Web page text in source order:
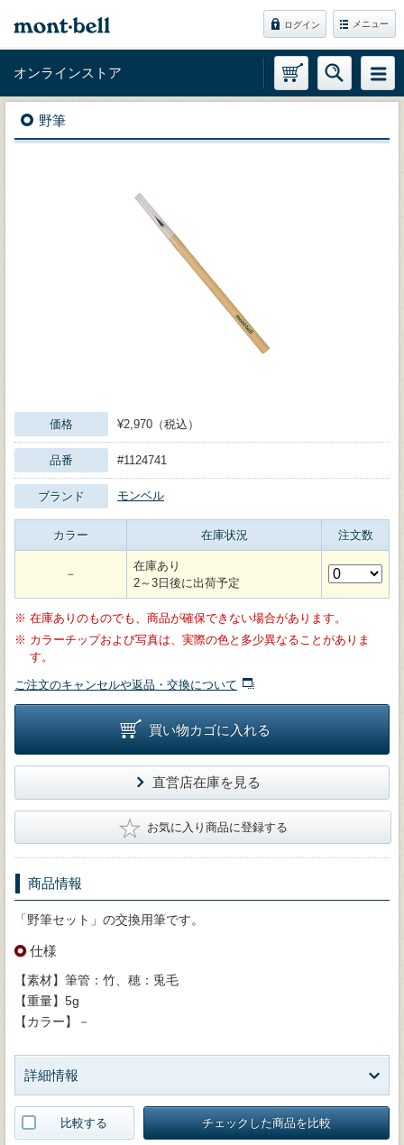
ログイン メニュー
オンラインストア
野筆
価格 ¥2,970（税込）
品番 #1124741
ブランド モンベル
カラー 在庫状況 注文数
－
在庫あり
2～3日後に出荷予定
※ 在庫ありのものでも、商品が確保できない場合があります。
※ カラーチップおよび写真は、実際の色と多少異なることがありま
す。
ご注文のキャンセルや返品・交換について
買い物カゴに入れる
直営店在庫を見る
★ お気に入り商品に登録する
商品情報
「野筆セット」の交換用筆です。
仕様
【素材】筆管：竹、穂：兎毛
【重量】5g
【カラー】－
詳細情報
比較する チェックした商品を比較